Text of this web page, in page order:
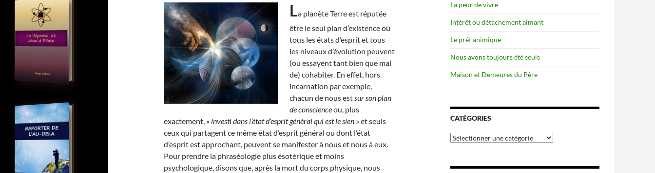
La planète Terre est réputée
être le seul plan d’existence où
tous les états d’esprit et tous
les niveaux d’évolution peuvent
(ou essayent tant bien que mal
de) cohabiter. En effet, hors
incarnation par exemple,
chacun de nous estsur son plan
de conscienceou, plus
exactement, « investi dans l’état d’esprit général qui est le sien » et seuls
ceux qui partagent ce même état d’esprit général ou dont l’état
d’esprit est approchant, peuvent se manifester à nous et nous à eux.
Pour prendre la phraséologie plus ésotérique et moins
psychologique, disons que, après la mort du corps physique, nous
La peur de vivre
Intérêt ou détachement aimant
Le prêt animique
Nous avons toujours été seuls
Maison et Demeures du Père
CATÉGORIES
Catégories